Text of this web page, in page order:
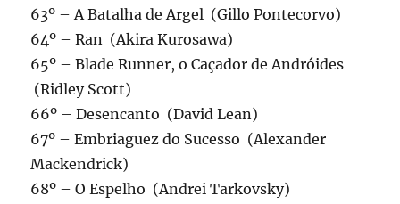
63º – A Batalha de Argel (Gillo Pontecorvo)
64º – Ran (Akira Kurosawa)
65º – Blade Runner, o Caçador de Andróides
(Ridley Scott)
66º – Desencanto (David Lean)
67º – Embriaguez do Sucesso (Alexander
Mackendrick)
68º – O Espelho (Andrei Tarkovsky)